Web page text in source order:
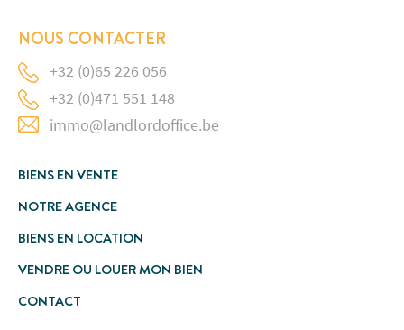
NOUS CONTACTER
+32 (0)65 226 056
+32 (0)471 551 148
immo@landlordoffice.be
BIENS EN VENTE
NOTRE AGENCE
BIENS EN LOCATION
VENDRE OU LOUER MON BIEN
CONTACT